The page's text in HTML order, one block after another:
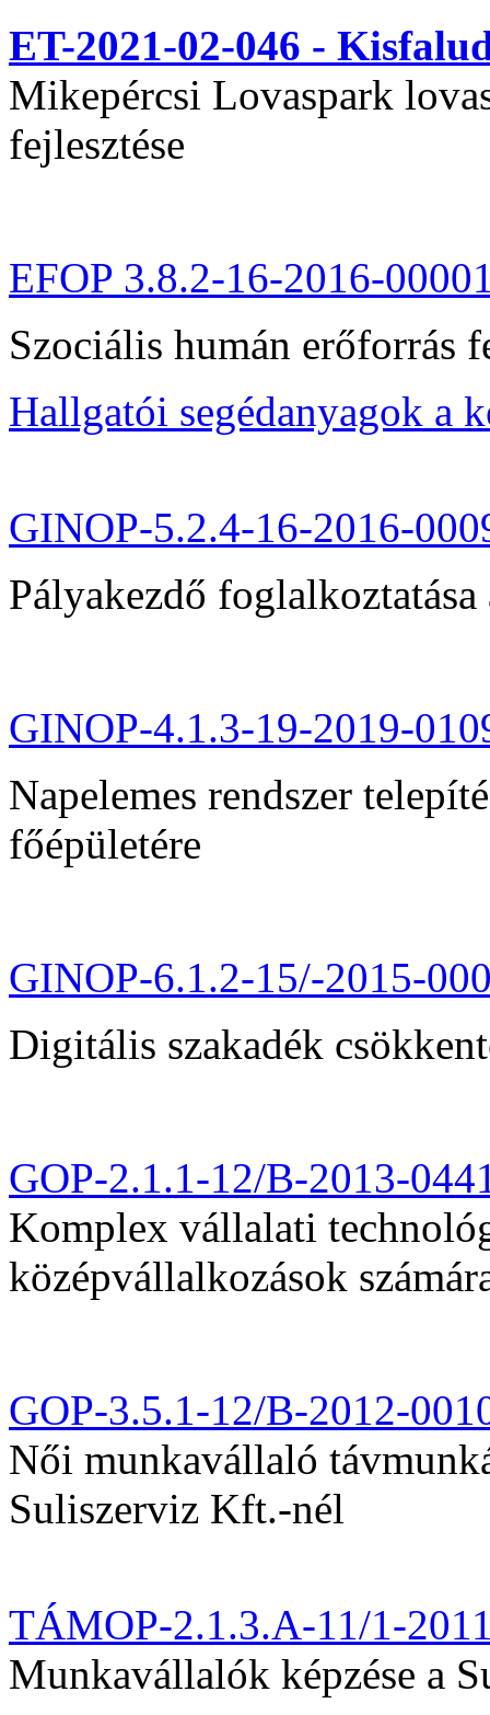
ET-2021-02-046 -
Mikepércsi Lovaspark
fejlesztése
EFOP 3.8.2-16-2016-
Szociális humán erőforrás
Hallgatói segédanyagok a
GINOP-5.2.4-16-2016-
Pályakezdő
GINOP-4.1.3-19-2019-
Napelemes rendszer
főépületére
GINOP-6.1.2-15/-2015-
Digitális szakadék
GOP-2.1.1-12/B-2013-
Komplex vállalati
középvállalkozások
GOP-3.5.1-12/B-2012-
Női munkavállaló
Suliszerviz Kft.-nél
TÁMOP-2.1.3.A-11/1-
Munkavállalók képzése a